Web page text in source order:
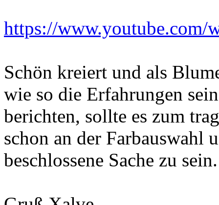
https://
Schön kreiert und als
wie so die Erfahrungen
berichten, sollte es zum
schon an der Farbauswahl
beschlossene Sache zu sein.